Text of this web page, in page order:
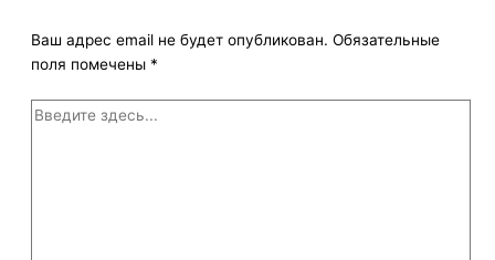
Ваш адрес email не будет опубликован. Обязательные
поля помечены *
Введите